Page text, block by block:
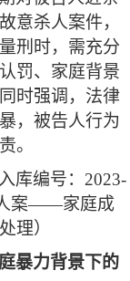
意杀人案件，
刑时，需充分
罚、家庭背景
时强调，法律
，被告人行为
。
库编号： 2023-
案——家庭成
理）
暴力背景下的